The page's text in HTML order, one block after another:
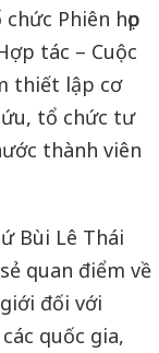
Phiên họp
tác – Cuộc
thiết lập cơ
tổ chức tư
thành viên
Bùi Lê Thái
quan điểm về
đối với
quốc gia,